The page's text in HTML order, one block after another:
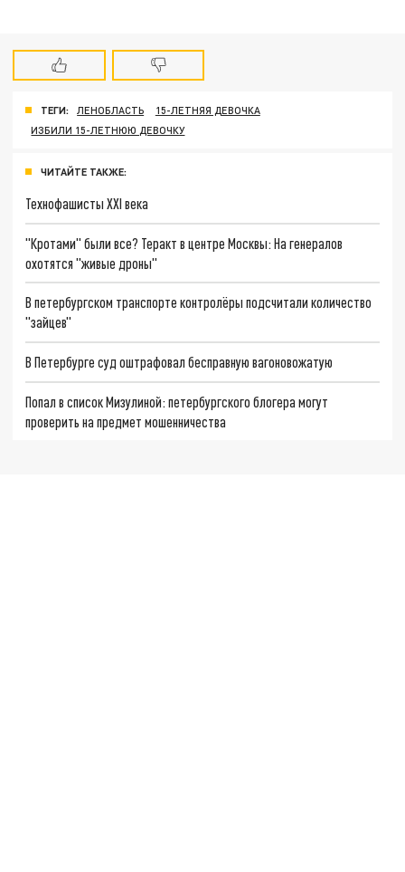
ТЕГИ: ЛЕНОБЛАСТЬ
15-ЛЕТНЯЯ ДЕВОЧКА
ИЗБИЛИ 15-ЛЕТНЮЮ ДЕВОЧКУ
ЧИТАЙТЕ ТАКЖЕ:
Технофашисты XXI века
"Кротами" были все? Теракт в центре Москвы: На генералов
охотятся "живые дроны"
В петербургском транспорте контролёры подсчитали количество
"зайцев"
В Петербурге суд оштрафовал бесправную вагоновожатую
Попал в список Мизулиной: петербургского блогера могут
проверить на предмет мошенничества